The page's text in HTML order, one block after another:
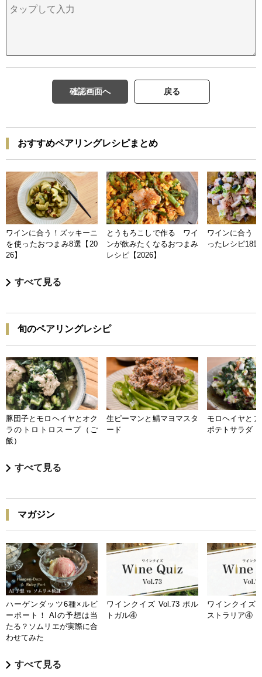
確認画面へ 戻る
おすすめペアリングレシピまとめ
ワインに合う！ズッキーニ
を使ったおつまみ8選【20
26】
とうもろこしで作る ワイ
ンが飲みたくなるおつまみ
レシピ【2026】
ワインに合う
ったレシピ18
すべて見る
旬のペアリングレシピ
豚団子とモロヘイヤとオク
ラのトロトロスープ（ご
飯）
生ピーマンと鯖マヨマスタ
ード
モロヘイヤと
ポテトサラダ
すべて見る
マガジン
ハーゲンダッツ6種×ルビ
ーポート！ AIの予想は当
たる？ソムリエが実際に合
わせてみた
ワインクイズ Vol.73 ポル
トガル④
ワインクイズ
ストラリア④
すべて見る